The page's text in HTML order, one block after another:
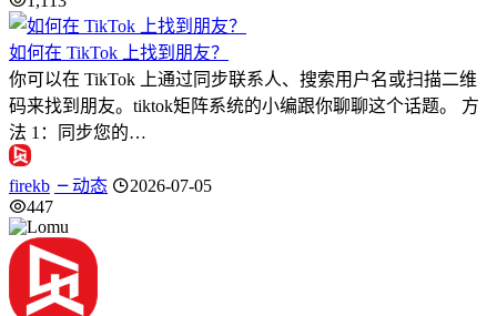
如何在 TikTok 上找到朋友？
你可以在 TikTok 上通过同步联系人、搜索用户名或扫描二维
码来找到朋友。tiktok矩阵系统的小编跟你聊聊这个话题。 方
法 1：同步您的…
firekb 动态
2026-07-05
447